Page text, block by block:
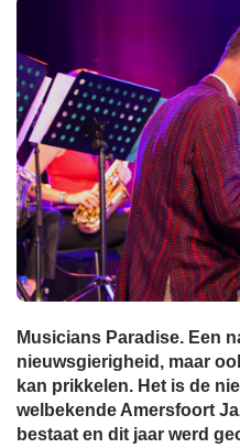
Musicians Paradise. Een
nieuwsgierigheid, maar
kan prikkelen. Het is de
welbekende Amersfoort
bestaat en dit jaar werd